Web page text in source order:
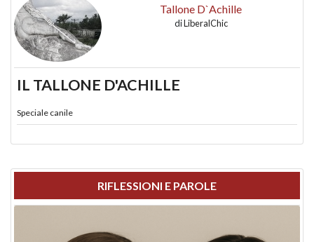
Tallone D`Achille
diLiberalChic
IL TALLONE D'ACHILLE
Speciale canile
RIFLESSIONI E PAROLE